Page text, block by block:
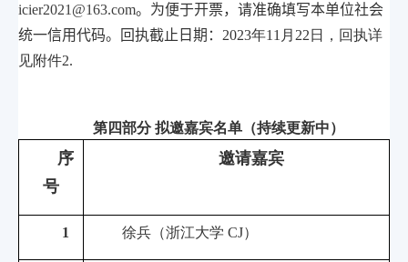
icier2021@163.com。 为便于开票，请准确填写本单位社会
统一信用代码。回执截止日期： 2023年11 月 22 日，回执详
见附件2.
第四部分 拟邀嘉宾名单（持续更新中）
序
号
邀请嘉宾
1 徐兵（浙江大学 CJ）